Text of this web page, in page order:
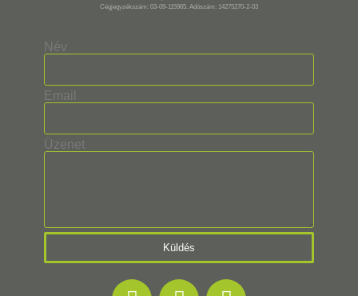
Cégjegyzékszám: 03-09-115965. Adószám: 14275270-2-03
Név
Email
Üzenet
Küldés